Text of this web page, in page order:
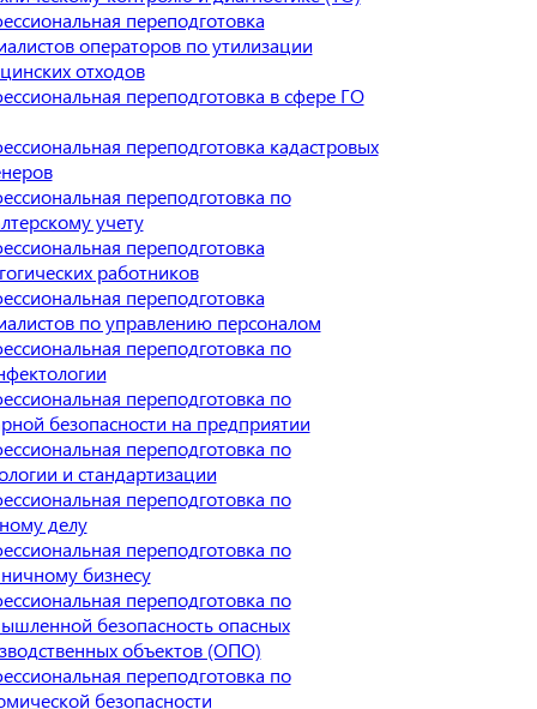
переподготовка
операторов по утилизации
отходов
переподготовка в сфере ГО
переподготовка кадастровых
переподготовка по
учету
переподготовка
работников
переподготовка
по управлению персоналом
переподготовка по
переподготовка по
безопасности на предприятии
переподготовка по
и стандартизации
переподготовка по
делу
переподготовка по
бизнесу
переподготовка по
безопасность опасных
объектов (ОПО)
переподготовка по
безопасности